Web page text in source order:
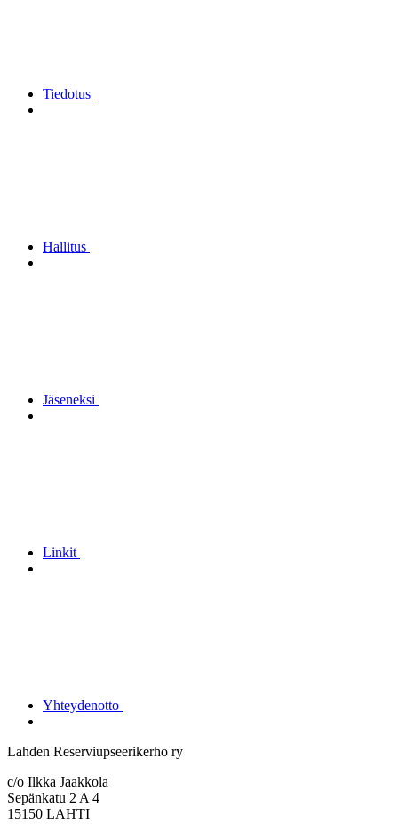
Tiedotus
Hallitus
Jäseneksi
Linkit
Yhteydenotto
Lahden Reserviupseerikerho ry
c/o Ilkka Jaakkola
Sepänkatu 2 A 4
15150 LAHTI